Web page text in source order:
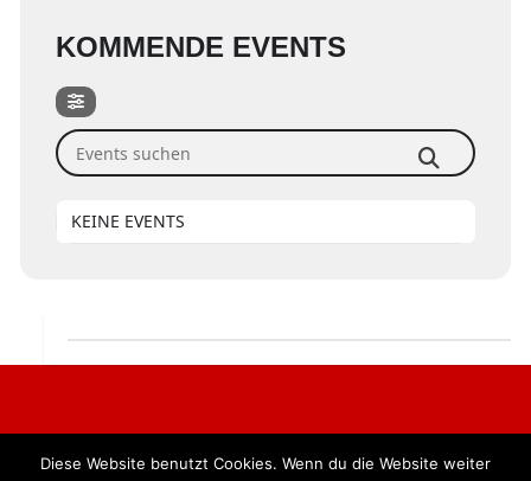
KOMMENDE EVENTS
Events suchen
KEINE EVENTS
Alle Rechte vorbehalten. BKB Verlag GmbH
Diese Website benutzt Cookies. Wenn du die Website weiter